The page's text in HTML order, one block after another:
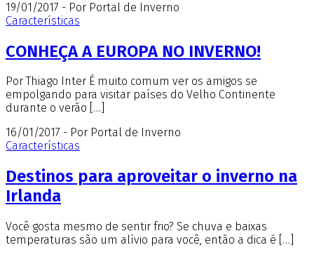
19/01/2017 - Por Portal de Inverno
Características
CONHEÇA A EUROPA NO INVERNO!
Por Thiago Inter É muito comum ver os amigos se
empolgando para visitar países do Velho Continente
durante o verão […]
16/01/2017 - Por Portal de Inverno
Características
Destinos para aproveitar o inverno na
Irlanda
Você gosta mesmo de sentir frio? Se chuva e baixas
temperaturas são um alívio para você, então a dica é […]